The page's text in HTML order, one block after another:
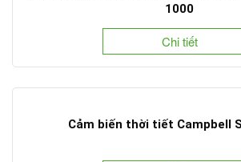
1000
Chi tiết
Cảm biến thời tiết Campbell